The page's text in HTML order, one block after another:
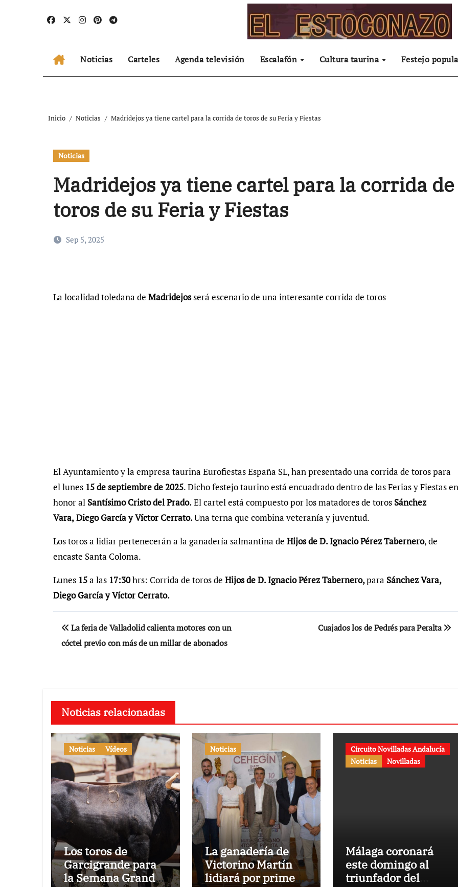
Noticias Carteles Agenda televisión Escalafón Cultura taurina Festejo
Inicio Noticias Madridejos ya tiene cartel para la corrida de toros de su Feria y Fiestas
Noticias
Madridejos ya tiene cartel para la corrida de
toros de su Feria y Fiestas
Sep 5, 2025
La localidad toledana de Madridejosserá escenario de una interesante corrida de toros
El Ayuntamiento y la empresa taurina Eurofiestas España SL, han presentado una corrida de toros para
el lunes 15de septiembre de 2025. Dicho festejo taurino está encuadrado dentro de las Ferias y Fiestas en
honor al Santísimo Cristo del Prado.El cartel está compuesto por los matadores de toros Sánchez
Vara,Diego García y Víctor Cerrato.Una terna que combina veteranía y juventud.
Los toros a lidiar pertenecerán a la ganadería salmantina de Hijos de D. Ignacio Pérez Tabernero, de
encaste Santa Coloma.
Lunes 15a las 17:30hrs: Corrida de toros de Hijos de D. Ignacio Pérez Tabernero,para Sánchez Vara,
Diego García y Víctor Cerrato.
Navegación
de
La feria de Valladolid calienta motores con un
cóctel previo con más de un millar de abonados
Cuajados los de Pedrés para Peralta
Noticias relacionadas
Noticias Vídeos
Los toros de
Garcigrande para
la Semana Grande
Noticias
La ganadería de
Victorino Martín
lidiará por primera
Circuito Novilladas Andalucía
Noticias
Novilladas
Málaga coronará
este domingo al
triunfador del